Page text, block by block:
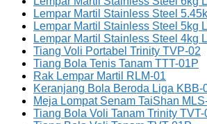
Lempar Martil Stainless Steel
Lempar Martil Stainless Steel 5kg
Lempar Martil Stainless Steel 4kg
Tiang Voli Portabel Trinity TVP-02
Tiang Bola Tenis Tanam TTT-01P
Rak Lempar Martil RLM-01
Keranjang Bola Beroda Liga KBB-
Meja Lompat Senam TaiShan
Tiang Bola Voli Tanam Trinity TVT-